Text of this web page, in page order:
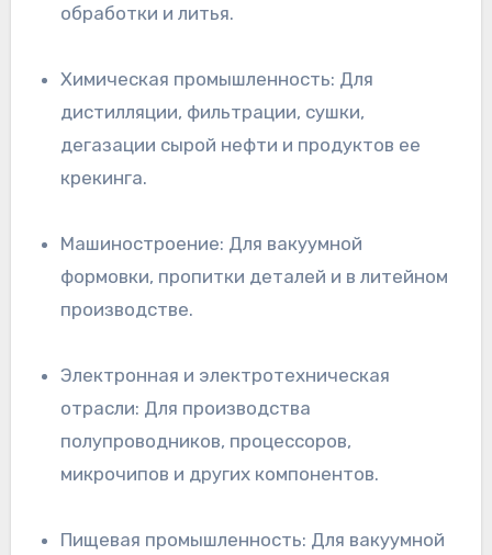
обработки и литья.
Химическая промышленность: Для
дистилляции, фильтрации, сушки,
дегазации сырой нефти и продуктов ее
крекинга.
Машиностроение: Для вакуумной
формовки, пропитки деталей и в литейном
производстве.
Электронная и электротехническая
отрасли: Для производства
полупроводников, процессоров,
микрочипов и других компонентов.
Пищевая промышленность: Для вакуумной